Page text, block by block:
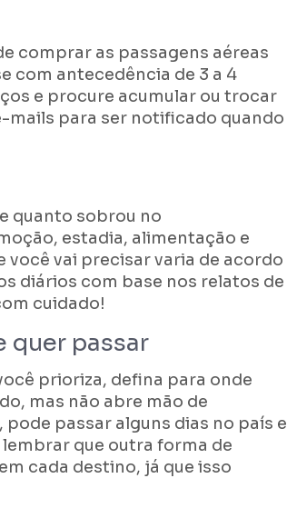
comprar as passagens aéreas
com antecedência de 3 a 4
e procure acumular ou trocar
mails para ser notificado quando
quanto sobrou no
estadia, alimentação e
você vai precisar varia de acordo
diários com base nos relatos de
cuidado!
quer passar
prioriza, defina para onde
mas não abre mão de
passar alguns dias no país e
que outra forma de
cada destino, já que isso